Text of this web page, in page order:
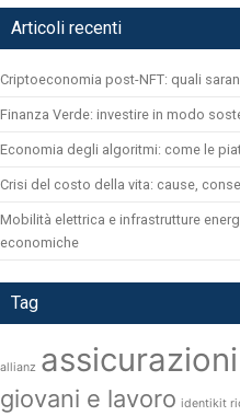
Articoli recenti
Criptoeconomia post-NFT: quali
Finanza Verde: investire in modo
Economia degli algoritmi: come le
Crisi del costo della vita: cause,
Mobilità elettrica e infrastrutture
economiche
Tag
allianz assicurazioni
giovani e lavoro identikit